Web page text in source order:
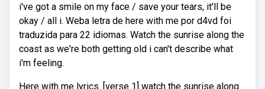
i've got a smile on my face / save your tears, it'll be
okay / all i. Weba letra de here with me por d4vd foi
traduzida para 22 idiomas. Watch the sunrise along the
coast as we′re both getting old i can't describe what
i′m feeling.
Here with me lyrics. [verse 1] watch the sunrise along